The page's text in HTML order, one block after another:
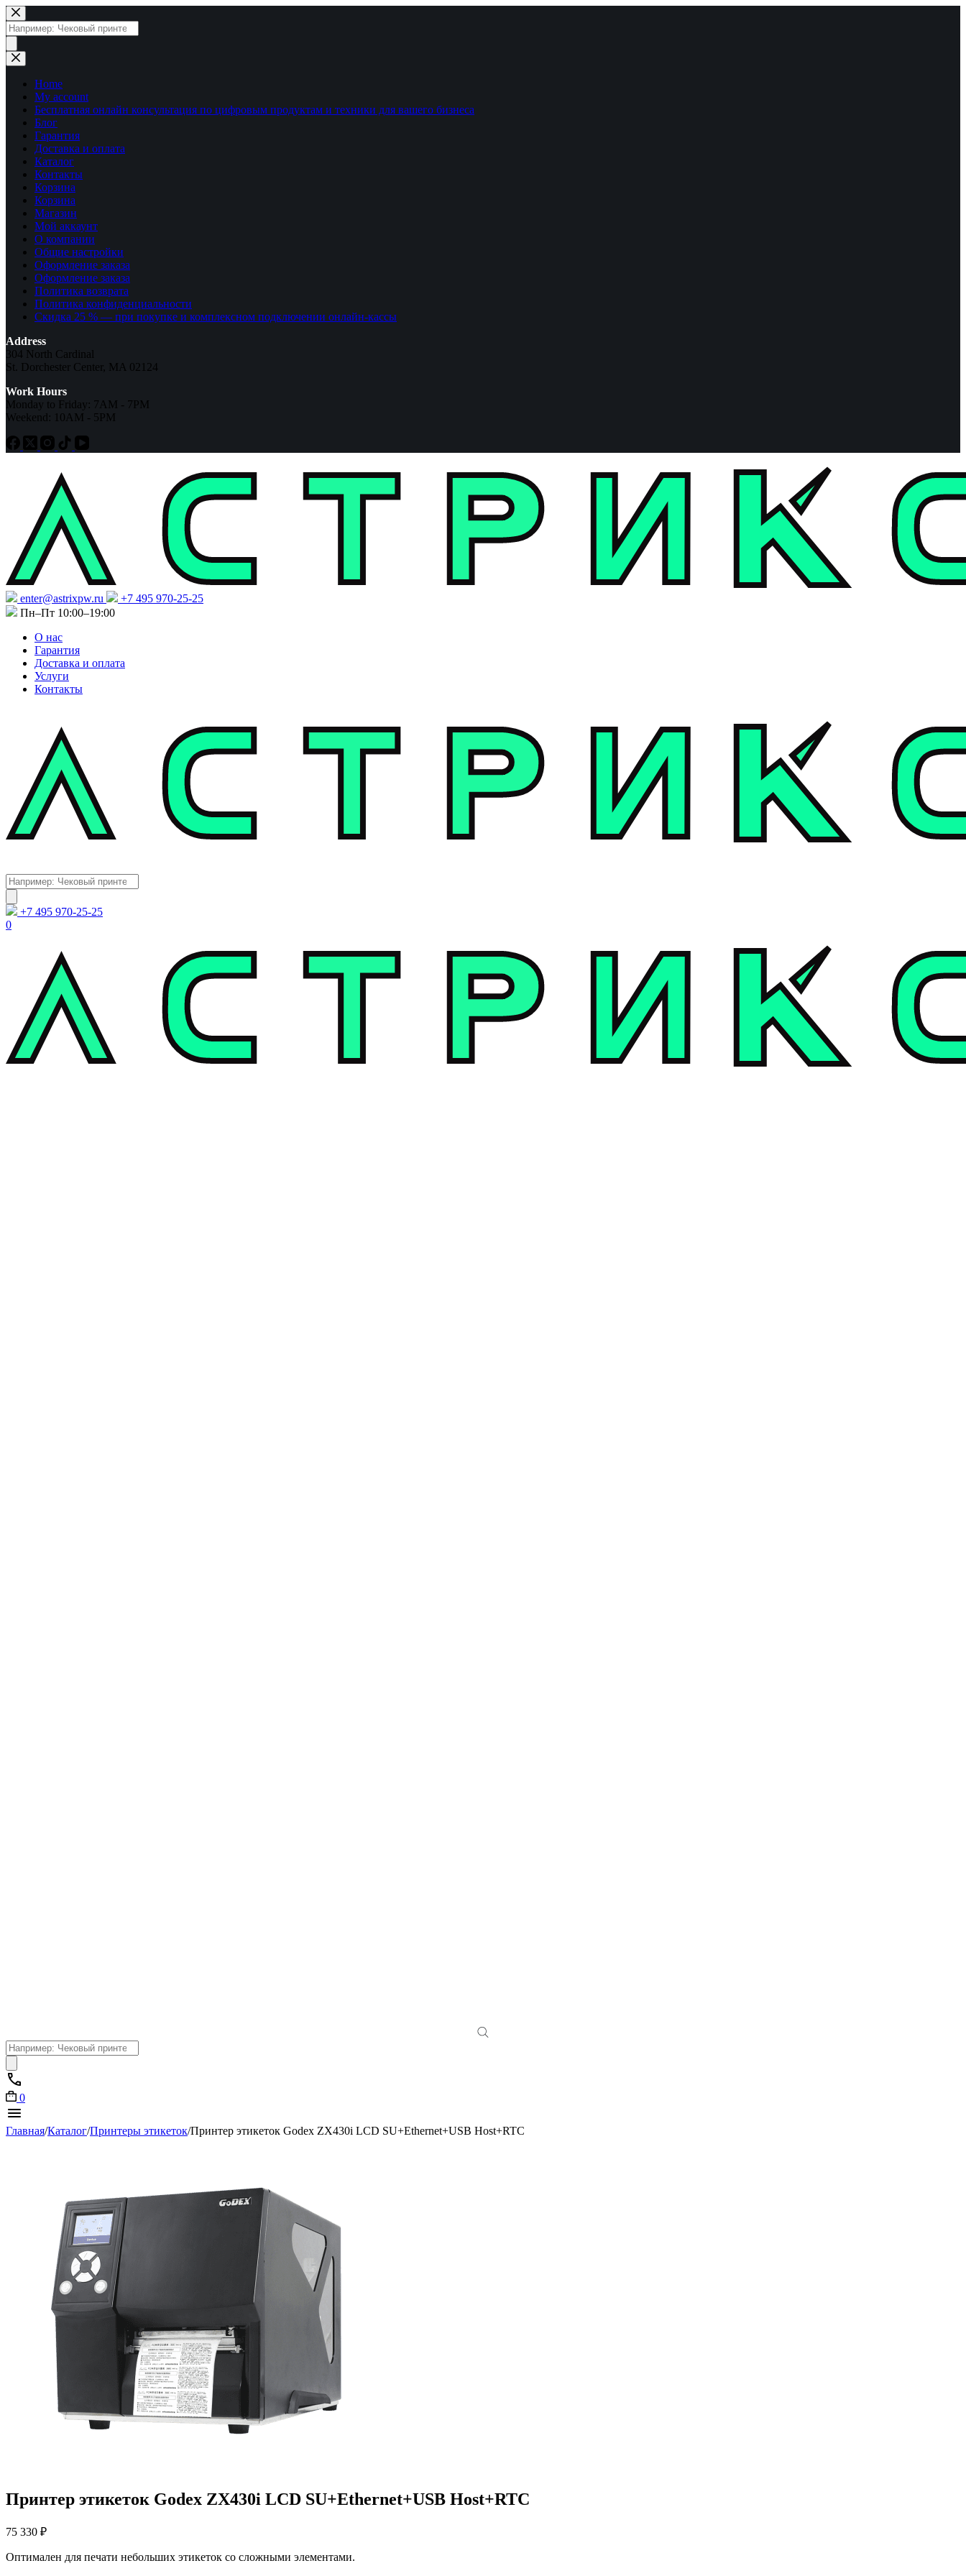
Перейти
к
сути
Поиск
товаров
Home
My account
Бесплатная онлайн консультация по цифровым продуктам и техники для вашего бизнеса
Блог
Гарантия
Доставка и оплата
Каталог
Контакты
Корзина
Корзина
Магазин
Мой аккаунт
О компании
Общие настройки
Оформление заказа
Оформление заказа
Политика возврата
Политика конфиденциальности
Скидка 25 % — при покупке и комплексном подключении онлайн-кассы
Address
304 North Cardinal
St. Dorchester Center, MA 02124
Work Hours
Monday to Friday: 7AM - 7PM
Weekend: 10AM - 5PM
enter@astrixpw.ru
+7 495 970-25-25
Пн–Пт 10:00–19:00
О нас
Гарантия
Доставка и оплата
Услуги
Контакты
Поиск
товаров
+7 495 970-25-25
0
Поиск
товаров
0
Главная/Каталог/Принтеры этикеток/Принтер этикеток Godeх ZX430i LCD SU+Ethernet+USB Host+RTC
Принтер этикеток Godeх ZX430i LCD SU+Ethernet+USB Host+RTC
75 330 ₽
Оптимален для печати небольших этикеток со сложными элементами.